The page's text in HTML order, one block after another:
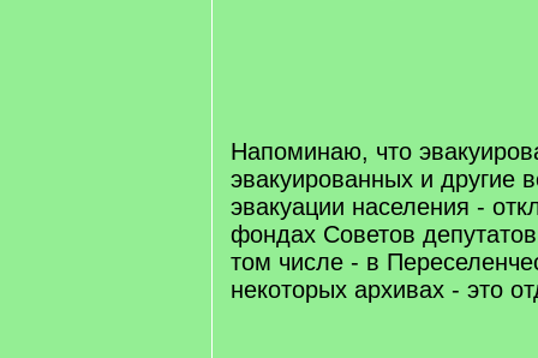
Напоминаю, что
эвакуированных и другие
эвакуации населения -
фондах Советов
том числе - в
некоторых архивах - это